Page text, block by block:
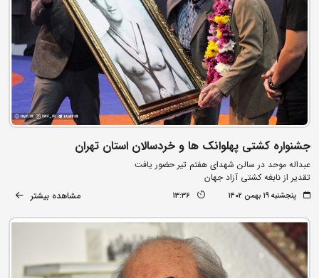
جشنواره کشتی پهلوانک ها و خردسالان استان تهران
عبداله موحد در سالن شهدای هفتم تیر حضور یافت
تقدیر از نابغه کشتی آزاد جهان
پنجشنبه ۱۹ بهمن ۱۴۰۲ 13:36 مشاهده بیشتر